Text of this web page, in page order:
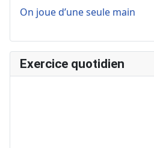
On joue d’une seule main
Exercice quotidien